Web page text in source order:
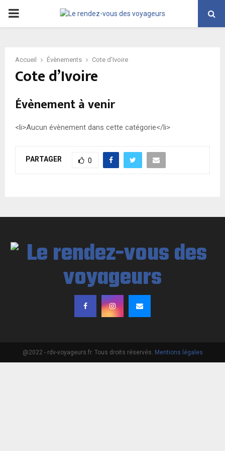
PRIMARY
Accueil Évènements Cote d’Ivoire
Cote d’Ivoire
Évènement à venir
<li>Aucun évènement dans cette catégorie</li>
PARTAGER 0
@2022 - rdv-voyageurs.fr. Tous droits réservés. Mentions légales